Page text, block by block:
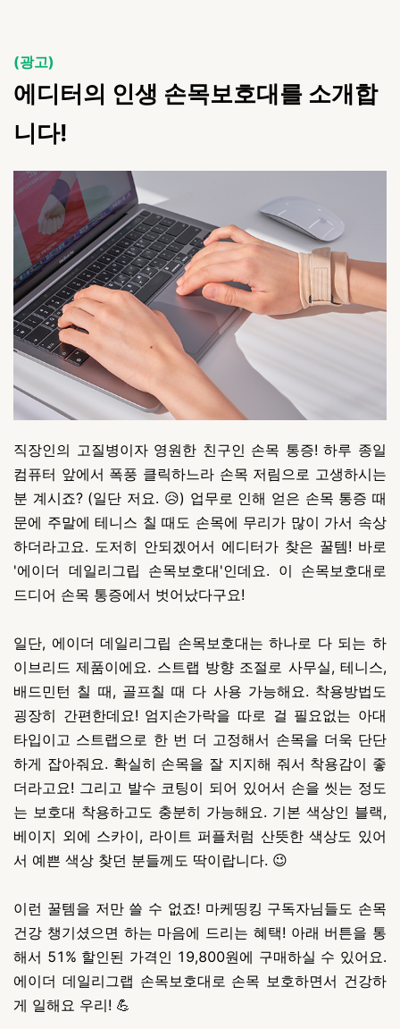
(광고)
에디터의 인생 손목보호대를 소개합
니다!
직장인의 고질병이자 영원한 친구인 손목 통증! 하루 종일
컴퓨터 앞에서 폭풍 클릭하느라 손목 저림으로 고생하시는
분 계시죠? (일단 저요. 😥) 업무로 인해 얻은 손목 통증 때
문에 주말에 테니스 칠 때도 손목에 무리가 많이 가서 속상
하더라고요. 도저히 안되겠어서 에디터가 찾은 꿀템! 바로
'에이더 데일리그립 손목보호대'인데요. 이 손목보호대로
드디어 손목 통증에서 벗어났다구요!
일단, 에이더 데일리그립 손목보호대는 하나로 다 되는 하
이브리드 제품이에요. 스트랩 방향 조절로 사무실, 테니스,
배드민턴 칠 때, 골프칠 때 다 사용 가능해요. 착용방법도
굉장히 간편한데요! 엄지손가락을 따로 걸 필요없는 아대
타입이고 스트랩으로 한 번 더 고정해서 손목을 더욱 단단
하게 잡아줘요. 확실히 손목을 잘 지지해 줘서 착용감이 좋
더라고요! 그리고 발수 코팅이 되어 있어서 손을 씻는 정도
는 보호대 착용하고도 충분히 가능해요. 기본 색상인 블랙,
베이지 외에 스카이, 라이트 퍼플처럼 산뜻한 색상도 있어
서 예쁜 색상 찾던 분들께도 딱이랍니다. 😉
이런 꿀템을 저만 쓸 수 없죠! 마케띵킹 구독자님들도 손목
건강 챙기셨으면 하는 마음에 드리는 혜택! 아래 버튼을 통
해서 51% 할인된 가격인 19,800원에 구매하실 수 있어요.
에이더 데일리그랩 손목보호대로 손목 보호하면서 건강하
게 일해요 우리! 💪